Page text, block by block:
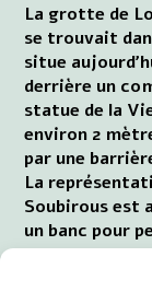
La grotte de
se trouvait
situe
derrière un
statue de la
environ 2
par une
La
Soubirous est
un banc pour
de regarder la
pensée avec